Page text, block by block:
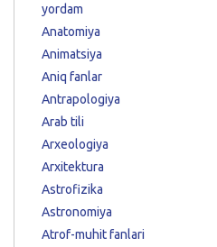
yordam
Anatomiya
Animatsiya
Aniq fanlar
Antrapologiya
Arab tili
Arxeologiya
Arxitektura
Astrofizika
Astronomiya
Atrof-muhit fanlari